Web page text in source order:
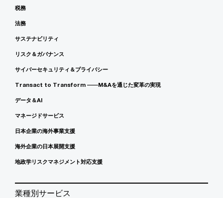
税務
法務
サステナビリティ
リスク＆ガバナンス
サイバーセキュリティ＆プライバシー
Transact to Transform ――M&Aを通じた変革の実現
データ＆AI
マネージドサービス
日本企業の海外事業支援
海外企業の日本展開支援
地政学リスクマネジメント対応支援
業種別サービス